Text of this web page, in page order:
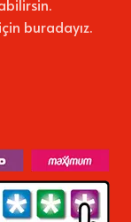
buradayız.